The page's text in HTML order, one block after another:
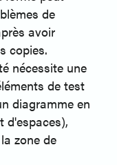
de
avoir
copies.
nécessite une
de test
diagramme en
d'espaces),
zone de